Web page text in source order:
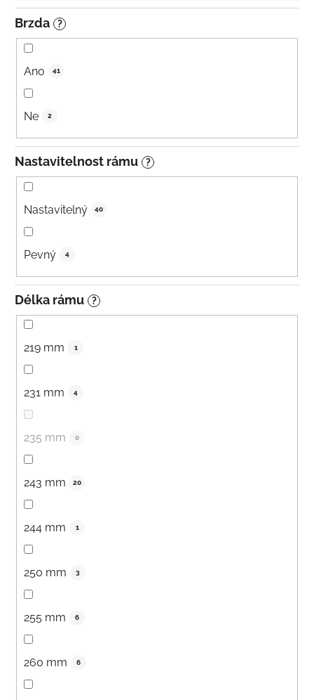
Brzda ?
Ano 41
Ne 2
Nastavitelnost rámu ?
Nastavitelný 40
Pevný 4
Délka rámu ?
219 mm 1
231 mm 4
235 mm 0
243 mm 20
244 mm 1
250 mm 3
255 mm 6
260 mm 6